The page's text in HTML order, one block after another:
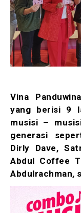
Vina
yang berisi 9
musisi –
generasi
Dirly Dave,
Abdul Coffee
Abdulrachman,